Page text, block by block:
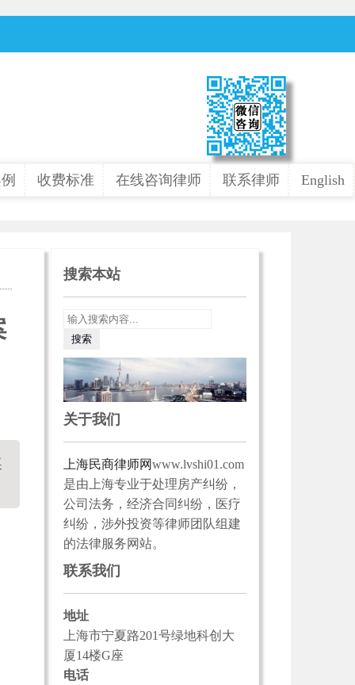
收费标准 在线咨询律师 联系律师 English
搜索本站
关于我们
上海民商律师网www.lvshi01.com
是由上海专业于处理房产纠纷，
公司法务，经济合同纠纷，医疗
纠纷，涉外投资等律师团队组建
的法律服务网站。
联系我们
地址
上海市宁夏路201号绿地科创大
厦14楼G座
电话